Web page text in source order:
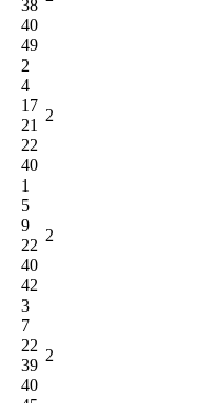
38
40
49
2
4
17
21
22
40
2
1
5
9
22
40
42
2
3
7
22
39
40
2